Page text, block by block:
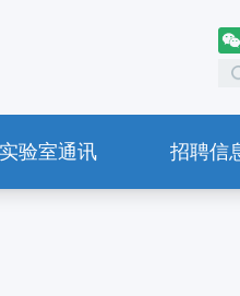
实验室通讯 招聘信